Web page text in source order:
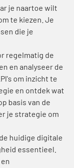
je naartoe wilt
te kiezen. Je
die je
regelmatig de
en analyseer de
om inzicht te
en ontdek wat
basis van de
je strategie om
huidige digitale
essentieel.